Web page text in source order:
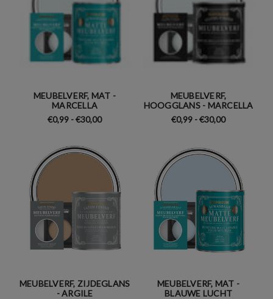
MEUBELVERF, MAT -
MARCELLA
€0,99 - €30,00
MEUBELVERF,
HOOGGLANS - MARCELLA
€0,99 - €30,00
MEUBELVERF, ZIJDEGLANS
- ARGILE
MEUBELVERF, MAT -
BLAUWE LUCHT